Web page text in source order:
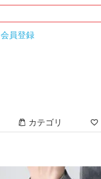
会員登録
カテゴリ